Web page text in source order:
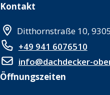
Kontakt
Ditthornstraße 10,
+49 941 6076510
info@dachdecker-
Öffnungszeiten